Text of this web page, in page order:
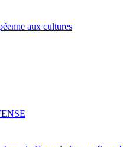
aux cultures